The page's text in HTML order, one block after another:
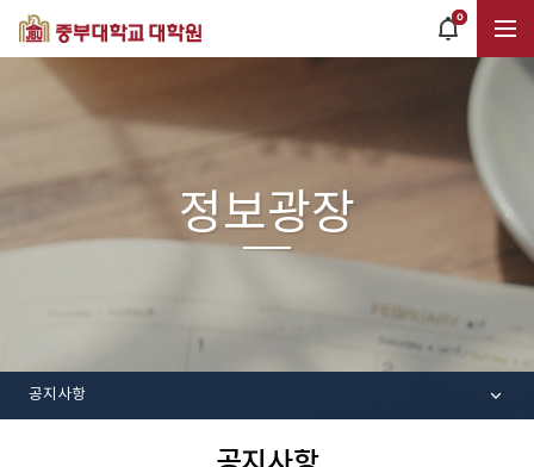
POPUPOPEN
0
정보광장
공지사항